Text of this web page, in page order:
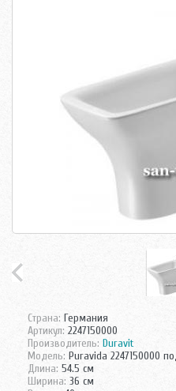
Страна: Германия
Артикул: 2247150000
Производитель: Duravit
Модель: Puravida 2247150000
Длина: 54.5 см
Ширина: 36 см